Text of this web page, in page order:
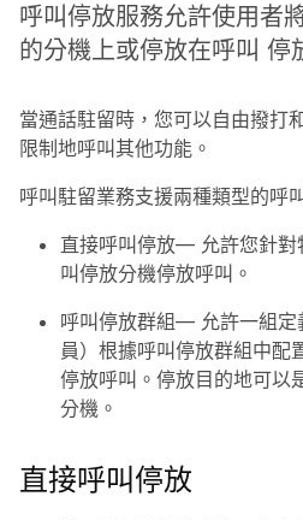
呼叫停放服務允許使用者
的分機上或停放在呼叫 停
當通話駐留時，您可以自由撥打
限制地呼叫其他功能。
呼叫駐留業務支援兩種類型的呼
直接呼叫停放— 允許您針對
叫停放分機停放呼叫。
呼叫停放群組— 允許一組定
員）根據呼叫停放群組中配
停放呼叫。停放目的地可以
分機。
直接呼叫停放